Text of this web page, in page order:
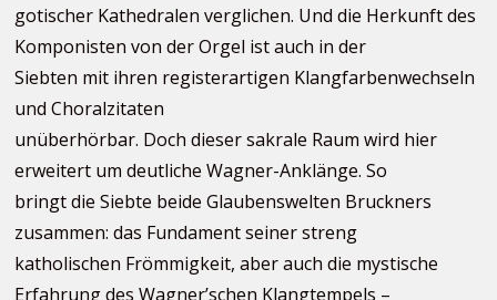
gotischer Kathedralen verglichen. Und die Herkunft des
Komponisten von der Orgel ist auch in der
Siebten mit ihren registerartigen Klangfarbenwechseln
und Choralzitaten
unüberhörbar. Doch dieser sakrale Raum wird hier
erweitert um deutliche Wagner-Anklänge. So
bringt die Siebte beide Glaubenswelten Bruckners
zusammen: das Fundament seiner streng
katholischen Frömmigkeit, aber auch die mystische
Erfahrung des Wagner’schen Klangtempels –